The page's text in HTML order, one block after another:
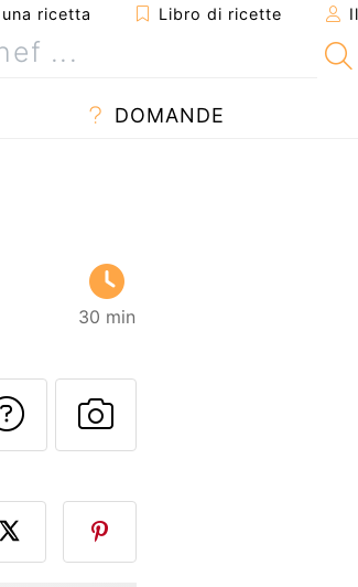
ricetta Libro di ricette
DOMANDE
30 min
ricetta ad un
la ricetta
Contatta l'autore
Pubblica la